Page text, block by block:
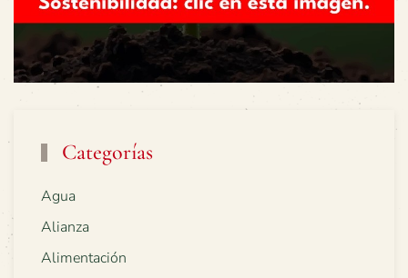
Categorías
Agua
Alianza
Alimentación